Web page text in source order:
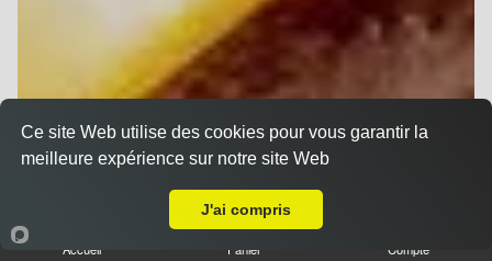
Accueil Panier Compte
Ce site Web utilise des cookies pour vous garantir la
meilleure expérience sur notre site Web
J'ai compris